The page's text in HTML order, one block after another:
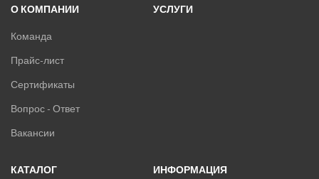
О КОМПАНИИ
Команда
Прайс-лист
Сертификаты
Вопрос - Ответ
Вакансии
УСЛУГИ
КАТАЛОГ
ИНФОРМАЦИЯ